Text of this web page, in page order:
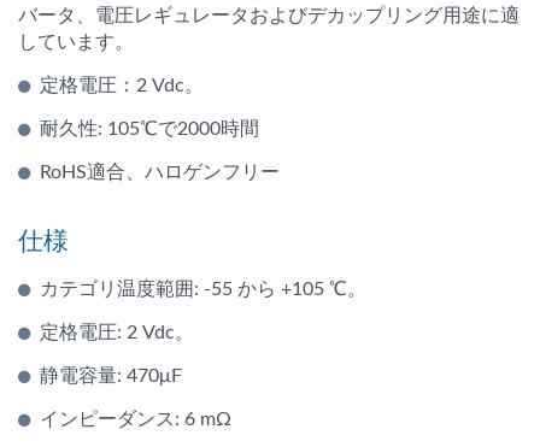
バータ、電圧レギュレータおよびデカップリング用途に適
しています。
定格電圧：2 Vdc。
耐久性: 105℃で2000時間
RoHS適合、ハロゲンフリー
仕様
カテゴリ温度範囲: -55 から +105 ℃。
定格電圧: 2 Vdc。
静電容量: 470μF
インピーダンス: 6 mΩ